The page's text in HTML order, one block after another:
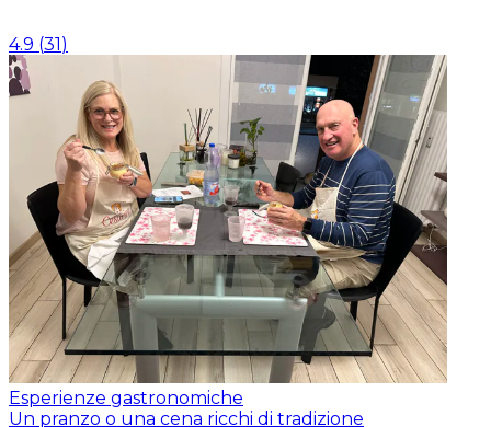
4.9 (31 )
Esperienze gastronomiche
Un pranzo o una cena ricchi di tradizione